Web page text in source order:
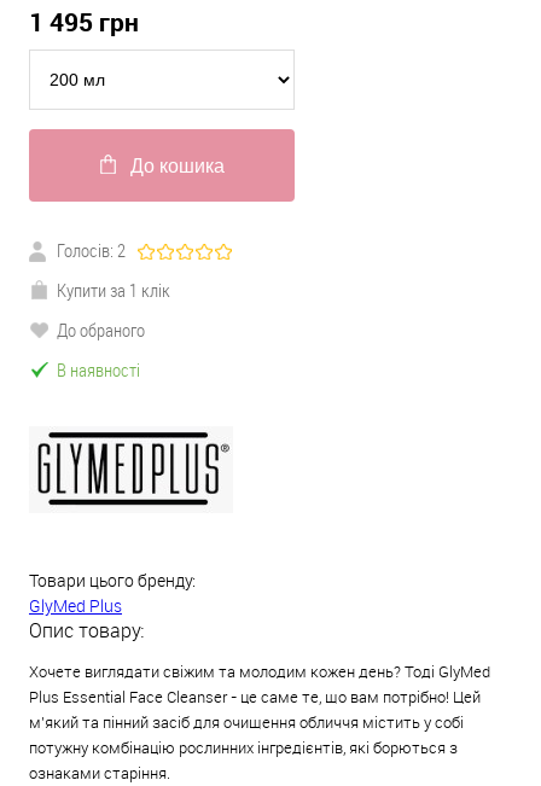
1 495 грн
До кошика
Голосів: 2
Купити за 1 клік
До обраного
В наявності
Товари цього бренду:
GlyMed Plus
Опис товару:
Хочете виглядати свіжим та молодим кожен день? Тоді GlyMed
Plus Essential Face Cleanser - це саме те, що вам потрібно! Цей
м'який та пінний засіб для очищення обличчя містить у собі
потужну комбінацію рослинних інгредієнтів, які борються з
ознаками старіння.